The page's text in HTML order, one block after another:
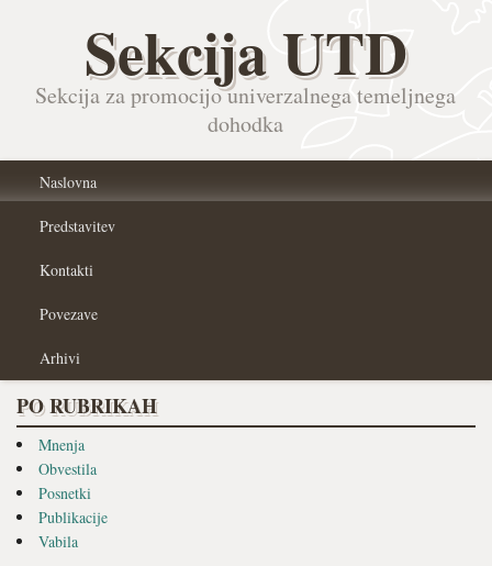
Sekcija UTD
Sekcija za promocijo univerzalnega temeljnega
dohodka
Naslovna
Predstavitev
Kontakti
Povezave
Arhivi
PO RUBRIKAH
Mnenja
Obvestila
Posnetki
Publikacije
Vabila